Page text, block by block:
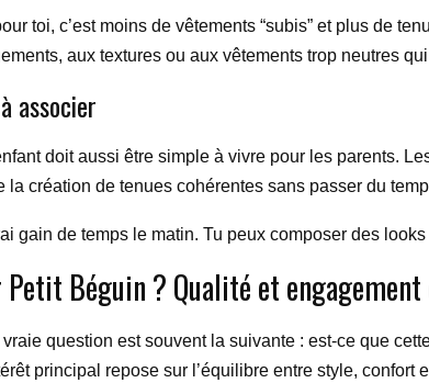
toi, c’est moins de vêtements “subis” et plus de
aux textures ou aux vêtements trop neutres
associer
doit aussi être simple à vivre pour les parents.
la création de tenues cohérentes sans passer du
gain de temps le matin. Tu peux composer des
Béguin ? Qualité et
question est souvent la suivante : est-ce que
principal repose sur l’équilibre entre style,